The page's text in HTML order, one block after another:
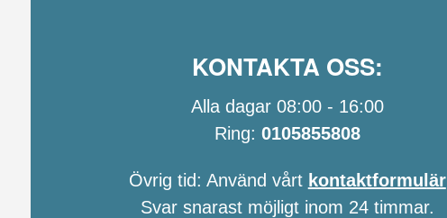
KONTAKTA OSS:
Alla dagar 08:00 - 16:00
Ring: 0105855808
Övrig tid: Använd vårt kontaktformulär
Svar snarast möjligt inom 24 timmar.